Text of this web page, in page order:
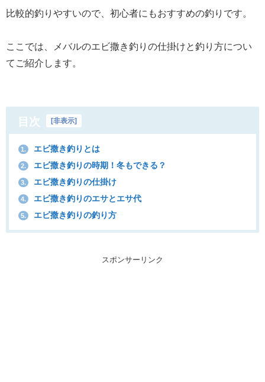
比較的釣りやすいので、初心者にもおすすめの釣りです。
ここでは、メバルのエビ撒き釣りの仕掛けと釣り方につい
てご紹介します。
目次 非表示
1. エビ撒き釣りとは
2. エビ撒き釣りの時期！冬もできる？
3. エビ撒き釣りの仕掛け
4. エビ撒き釣りのエサとエサ代
5. エビ撒き釣りの釣り方
スポンサーリンク